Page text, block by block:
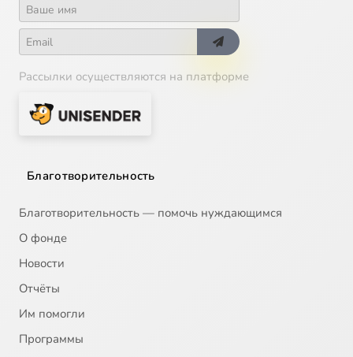
Рассылки осуществляются на платформе
Благотворительность
Благотворительность — помочь нуждающимся
О фонде
Новости
Отчёты
Им помогли
Программы